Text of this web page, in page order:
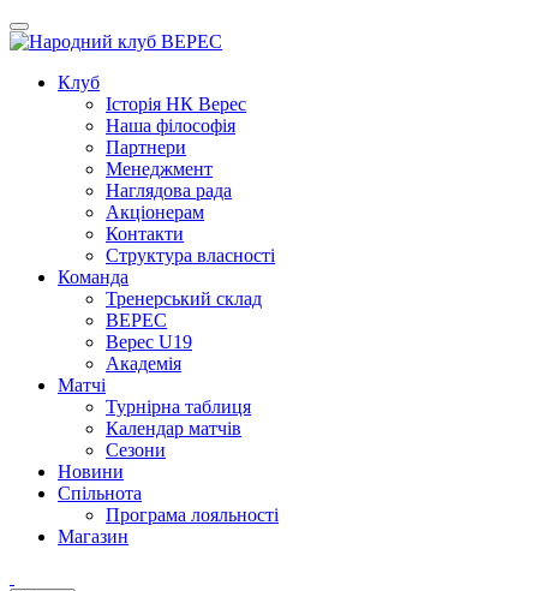
Клуб
Iсторiя НК Верес
Наша фiлософiя
Партнери
Менеджмент
Наглядова рада
Акціонерам
Контакти
Структура власності
Команда
Тренерський склад
ВЕРЕС
Верес U19
Академія
Матчі
Турнірна таблиця
Календар матчів
Сезони
Новини
Спільнота
Програма лояльності
Магазин